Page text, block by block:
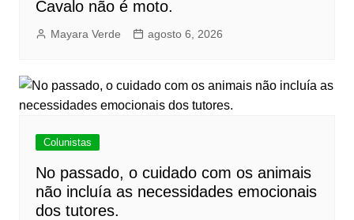
Cavalo não é moto.
Mayara Verde agosto 6, 2026
Colunistas
No passado, o cuidado com os animais
não incluía as necessidades emocionais
dos tutores.